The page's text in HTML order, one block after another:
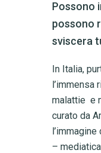
Possono
possono
sviscera
In Italia,
l’immensa
malattie e
curato da
–